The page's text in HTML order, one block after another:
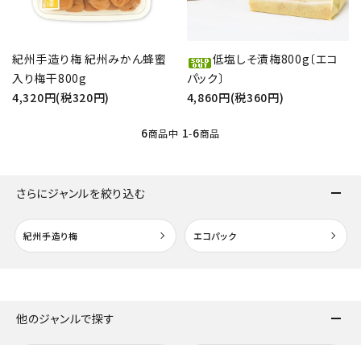
紀州手造り梅 紀州みかん蜂蜜
入り梅干800g
4,320円(税320円)
低塩しそ漬梅800g〔エコ
パック〕
4,860円(税360円)
6商品中 1-6商品
さらにジャンルを絞り込む
紀州手造り梅 エコパック
他のジャンルで探す